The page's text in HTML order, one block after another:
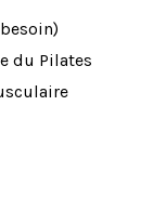
du Pilates